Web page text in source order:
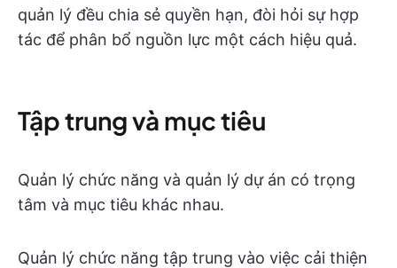
quản lý đều chia sẻ quyền hạn, đòi hỏi sự hợp
tác để phân bổ nguồn lực một cách hiệu quả.
Tập trung và mục tiêu
Quản lý chức năng và quản lý dự án có trọng
tâm và mục tiêu khác nhau.
Quản lý chức năng tập trung vào việc cải thiện